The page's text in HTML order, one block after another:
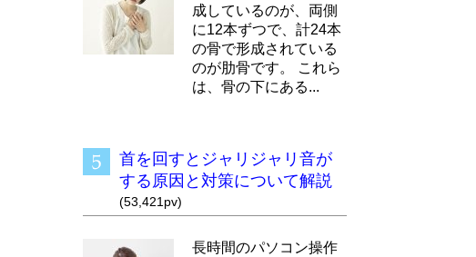
成しているのが、両側
に12本ずつで、計24本
の骨で形成されている
のが肋骨です。 これら
は、骨の下にある...
首を回すとジャリジャリ音が
する原因と対策について解説
(53,421pv)
長時間のパソコン操作